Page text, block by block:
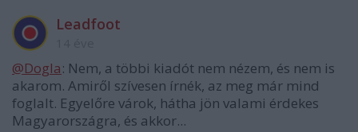
Leadfoot
@Dogla: Nem, a többi kiadót nem nézem, és nem is
akarom. Amiről szívesen írnék, az meg már mind
foglalt. Egyelőre várok, hátha jön valami érdekes
Magyarországra, és akkor...